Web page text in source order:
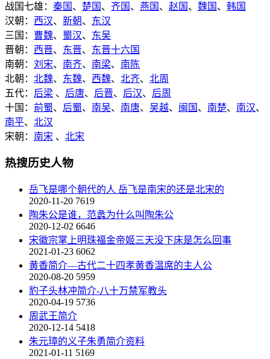
战国七雄： 秦国 、 楚国 、 齐国 、 燕国 、 赵国 、 魏国 、 韩国
汉朝： 西汉、 新朝、 东汉
三国： 曹魏、 蜀汉、 东吴
晋朝： 西晋、 东晋、 东晋十六国
南朝： 刘宋、 南齐、 南梁、 南陈
北朝： 北魏、 东魏、 西魏、 北齐、 北周
五代： 后梁 、 后唐、 后晋、 后汉、 后周
十国： 前蜀、 后蜀、 南吴、 南唐、 吴越、 闽国 、 南楚、 南汉、
南平、 北汉
宋朝： 南宋 、 北宋
热搜历史人物
岳飞是哪个朝代的人 岳飞是南宋的还是北宋的
2020-11-20 7619
陶朱公是谁，范蠡为什么叫陶朱公
2020-12-02 6646
宋徽宗掌上明珠福金帝姬三天没下床是怎么回事
2021-01-23 6062
黄香简介—古代二十四孝黄香温席的主人公
2020-08-20 5959
豹子头林冲简介-八十万禁军教头
2020-04-19 5736
周武王简介
2020-12-14 5418
朱元璋的义子朱勇简介资料
2021-01-11 5169